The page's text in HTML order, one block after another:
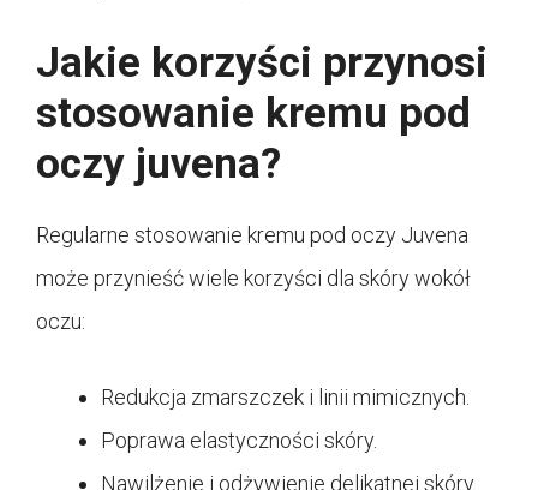
Jakie korzyści przynosi
stosowanie kremu pod
oczy juvena?
Regularne stosowanie kremu pod oczy Juvena
może przynieść wiele korzyści dla skóry wokół
oczu:
Redukcja zmarszczek i linii mimicznych.
Poprawa elastyczności skóry.
Nawilżenie i odżywienie delikatnej skóry